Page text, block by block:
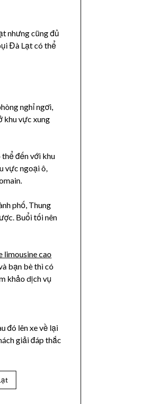
nhưng cũng đủ
Đà Lạt có thể
nghỉ ngơi,
khu vực xung
thể đến với khu
vực ngoại ô,
phố, Thung
Buổi tối nên
limousine cao
bạn bè thì có
khảo dịch vụ
đó lên xe về lại
giải đáp thắc